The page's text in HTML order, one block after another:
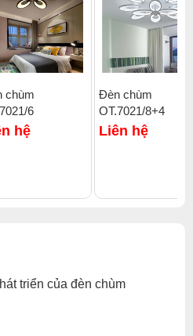
quà tặng và khuyến mãi của
chùm
6
hệ
Đèn chùm
OT.7021/8+4
Liên hệ
triển của đèn chùm